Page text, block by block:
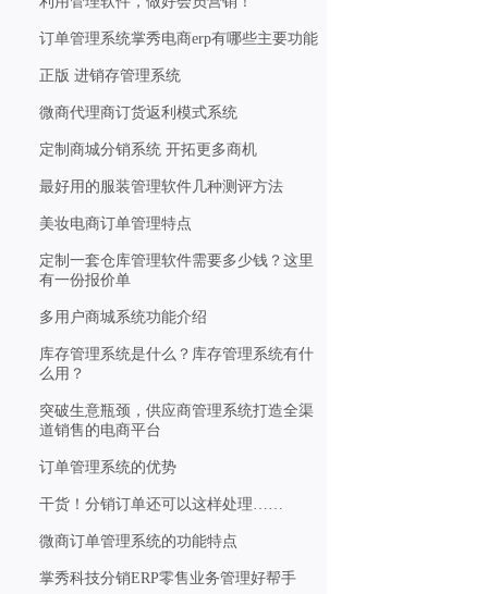
订单管理系统掌秀电商erp有哪些主要功能
正版 进销存管理系统
微商代理商订货返利模式系统
定制商城分销系统 开拓更多商机
最好用的服装管理软件几种测评方法
美妆电商订单管理特点
定制一套仓库管理软件需要多少钱？这里
有一份报价单
多用户商城系统功能介绍
库存管理系统是什么？库存管理系统有什
么用？
突破生意瓶颈，供应商管理系统打造全渠
道销售的电商平台
订单管理系统的优势
干货！分销订单还可以这样处理……
微商订单管理系统的功能特点
掌秀科技分销ERP零售业务管理好帮手